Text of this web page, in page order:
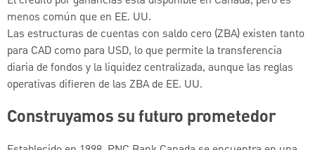
menos común que en EE. UU.
Las estructuras de cuentas con saldo cero (ZBA) existen tanto
para CAD como para USD, lo que permite la transferencia
diaria de fondos y la liquidez centralizada, aunque las reglas
operativas difieren de las ZBA de EE. UU.
Construyamos su futuro prometedor